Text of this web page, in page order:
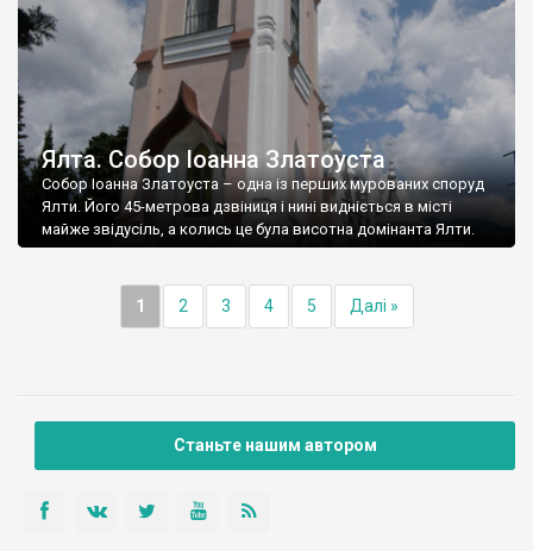
Ялта. Собор Іоанна Златоуста
Собор Іоанна Златоуста – одна із перших мурованих споруд
Ялти. Його 45-метрова дзвіниця і нині видніється в місті
майже звідусіль, а колись це була висотна домінанта Ялти.
1 2 3 4 5 Далі »
Станьте нашим автором